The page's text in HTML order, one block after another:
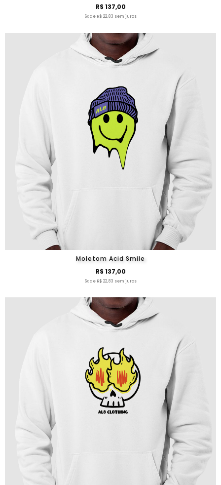
R$ 137,00
6x de R$ 22,83 sem juros
Moletom Acid Smile
R$ 137,00
6x de R$ 22,83 sem juros